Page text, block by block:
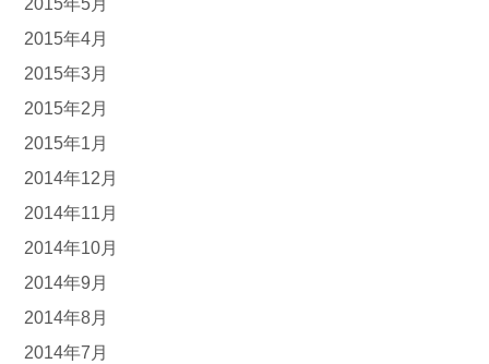
2015年5月
2015年4月
2015年3月
2015年2月
2015年1月
2014年12月
2014年11月
2014年10月
2014年9月
2014年8月
2014年7月